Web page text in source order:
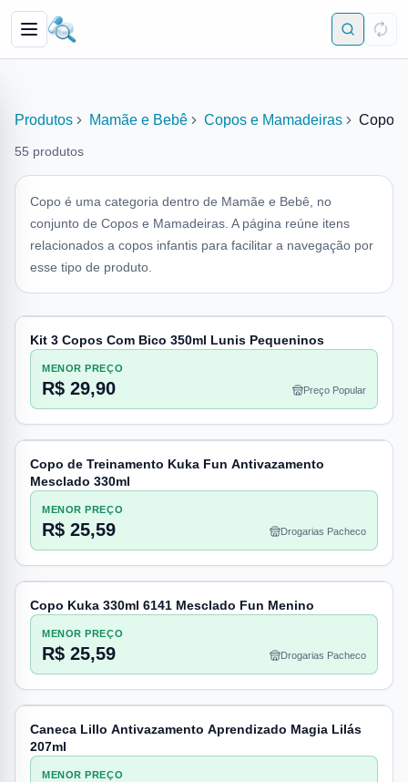
Produtos Mamãe e Bebê Copos e Mamadeiras Copo
55 produtos
Copo é uma categoria dentro de Mamãe e Bebê, no
conjunto de Copos e Mamadeiras. A página reúne itens
relacionados a copos infantis para facilitar a navegação por
esse tipo de produto.
Kit 3 Copos Com Bico 350ml Lunis Pequeninos
MENOR PREÇO
R$ 29,90 Preço Popular
Copo de Treinamento Kuka Fun Antivazamento
Mesclado 330ml
MENOR PREÇO
R$ 25,59 Drogarias Pacheco
Copo Kuka 330ml 6141 Mesclado Fun Menino
MENOR PREÇO
R$ 25,59 Drogarias Pacheco
Caneca Lillo Antivazamento Aprendizado Magia Lilás
207ml
MENOR PREÇO